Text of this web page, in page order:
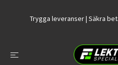
Trygga leveranser | Säkra